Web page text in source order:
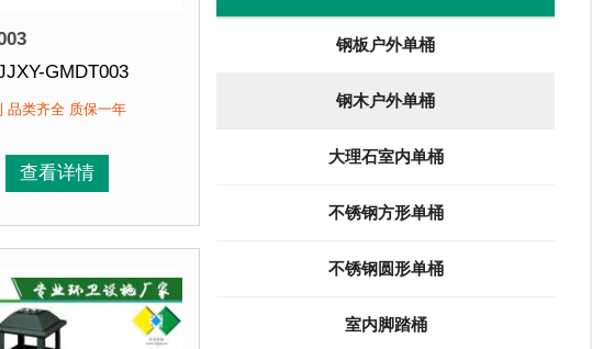
塑粉静电喷涂再经烘箱高温烘烤色泽亮丽美观，并具有防潮、防腐、
而成型，垃圾桶经磷化喷砂处理后采用户外塑粉静电喷涂再经烘箱
GMDT003
400mm 宽300mm 高800mm
3-7天 厂家直销 来图定制
选用优质镀锌钢板裁剪、压制、折弯后再焊接而成型，垃圾桶经磷化
品类齐全 质保一年
查看详情
钢板户外单桶
钢木户外单桶
大理石室内单桶
不锈钢方形单桶
不锈钢圆形单桶
室内脚踏桶